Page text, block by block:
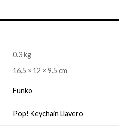
0.3 kg
16.5 × 12 × 9.5 cm
Funko
Pop! Keychain Llavero